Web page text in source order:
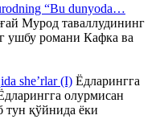
“Bu dunyoda…
Мурод таваллудининг
ушбу романи Кафка ва
she’rlar (I) Ёдларингга
олурмисан
қўйнида ёки